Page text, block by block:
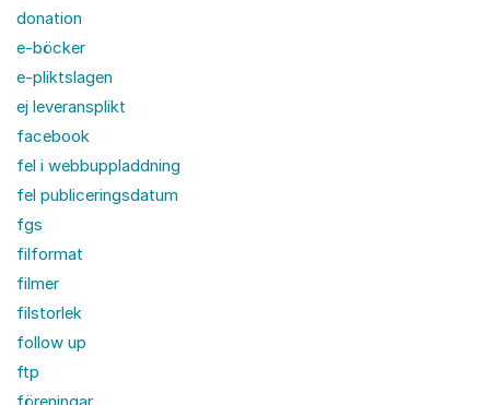
donation
e-böcker
e-pliktslagen
ej leveransplikt
facebook
fel i webbuppladdning
fel publiceringsdatum
fgs
filformat
filmer
filstorlek
follow up
ftp